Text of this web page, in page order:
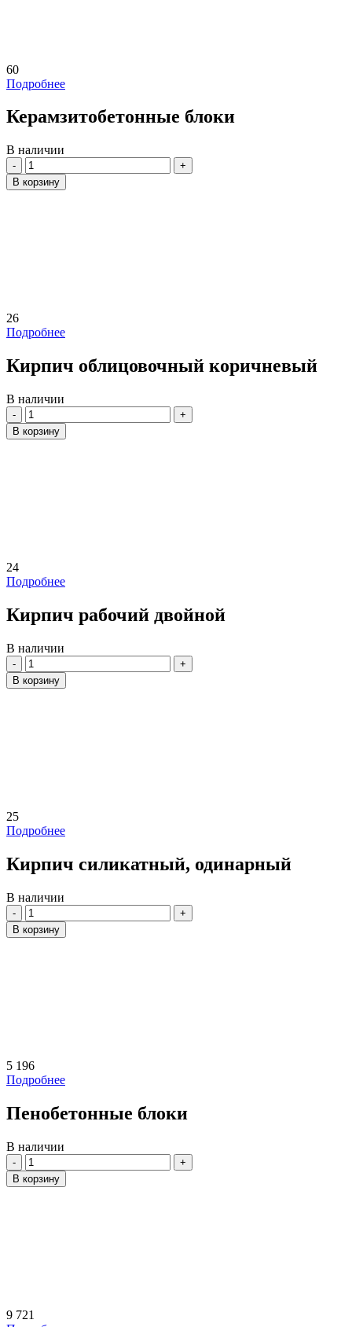
60
Подробнее
Керамзитобетонные блоки
В наличии
Количество
В корзину
26
Подробнее
Кирпич облицовочный коричневый
В наличии
Количество
В корзину
24
Подробнее
Кирпич рабочий двойной
В наличии
Количество
В корзину
25
Подробнее
Кирпич силикатный, одинарный
В наличии
Количество
В корзину
5 196
Подробнее
Пенобетонные блоки
В наличии
Количество
В корзину
9 721